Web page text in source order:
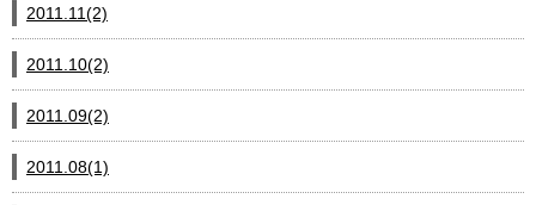
2011.11(2)
2011.10(2)
2011.09(2)
2011.08(1)